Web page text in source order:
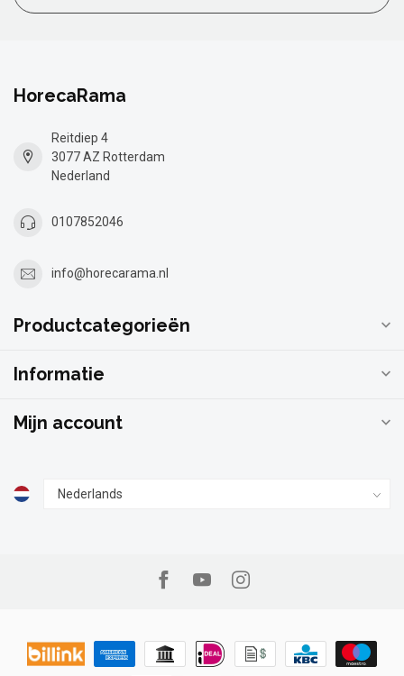
HorecaRama
Reitdiep 4
3077 AZ Rotterdam
Nederland
0107852046
info@horecarama.nl
Productcategorieën
Informatie
Mijn account